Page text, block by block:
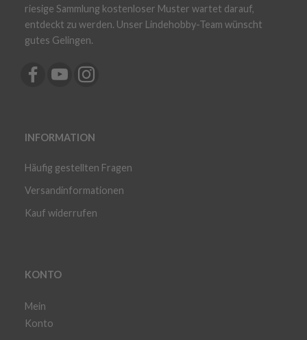
riesige Sammlung kostenloser Muster wartet darauf,
entdeckt zu werden. Unser Lindehobby-Team wünscht
gutes Gelingen.
INFORMATION
Häufig gestellten Fragen
Versandinformationen
Kauf widerrufen
KONTO
Mein
Konto